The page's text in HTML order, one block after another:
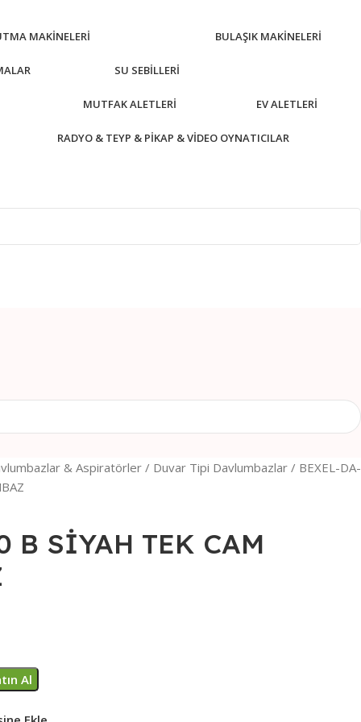
MAKINELERI BULAŞIK MAKINELERI
SU SEBILLERI
MUTFAK ALETLERI EV ALETLERI
RADYO & TEYP & PIKAP & VIDEO OYNATICILAR
& Aspiratörler Duvar Tipi Davlumbazlar
BEXEL-DA-
B SİYAH TEK CAM
Al